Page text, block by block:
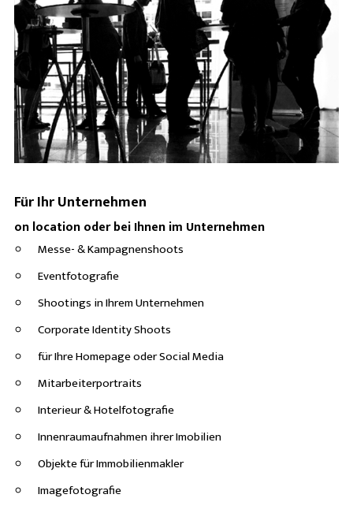
Für Ihr Unternehmen
on location oder bei Ihnen im Unternehmen
Messe- & Kampagnenshoots
Eventfotografie
Shootings in Ihrem Unternehmen
Corporate Identity Shoots
für Ihre Homepage oder Social Media
Mitarbeiterportraits
Interieur & Hotelfotografie
Innenraumaufnahmen ihrer Imobilien
Objekte für Immobilienmakler
Imagefotografie